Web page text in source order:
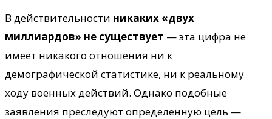
В действительности никаких «двух
миллиардов» не существует — эта цифра не
имеет никакого отношения ни к
демографической статистике, ни к реальному
ходу военных действий. Однако подобные
заявления преследуют определенную цель —